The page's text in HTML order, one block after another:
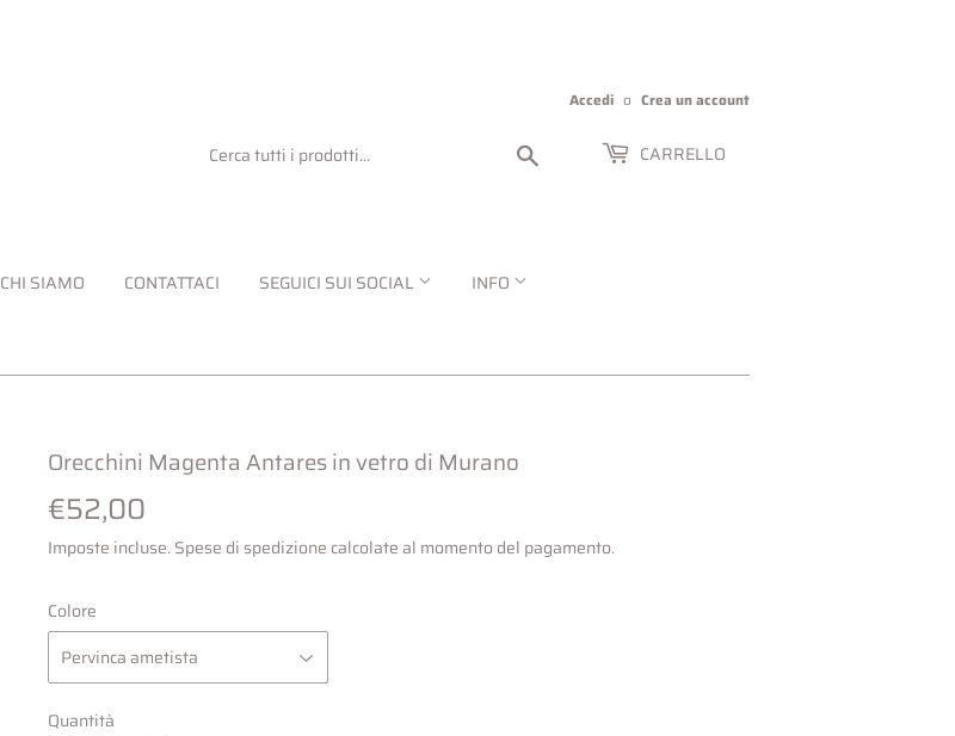
Accedi o Crea un account
CARRELLO
CHI SIAMO CONTATTACI SEGUICI SUI SOCIAL INFO
Orecchini Magenta Antares in vetro di Murano
€52,00
Imposte incluse.Spese di spedizione calcolate al momento del pagamento.
Colore
Quantità